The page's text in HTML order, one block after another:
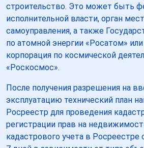
строительство. Это может быть
исполнительной власти, орган
самоуправления, а также
по атомной энергии «Росатом»
корпорация по космической
«Роскосмос».
После получения разрешения на
эксплуатацию технический план
Росреестр для проведения
регистрации прав на
кадастрового учета в Росреестре